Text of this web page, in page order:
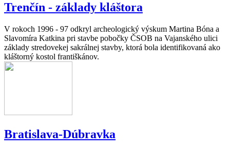
Trenčín - základy kláštora
V rokoch 1996 - 97 odkryl archeologický výskum Martina Bóna a
Slavomíra Katkina pri stavbe pobočky ČSOB na Vajanského ulici
základy stredovekej sakrálnej stavby, ktorá bola identifikovaná ako
kláštorný kostol františkánov.
Bratislava-Dúbravka